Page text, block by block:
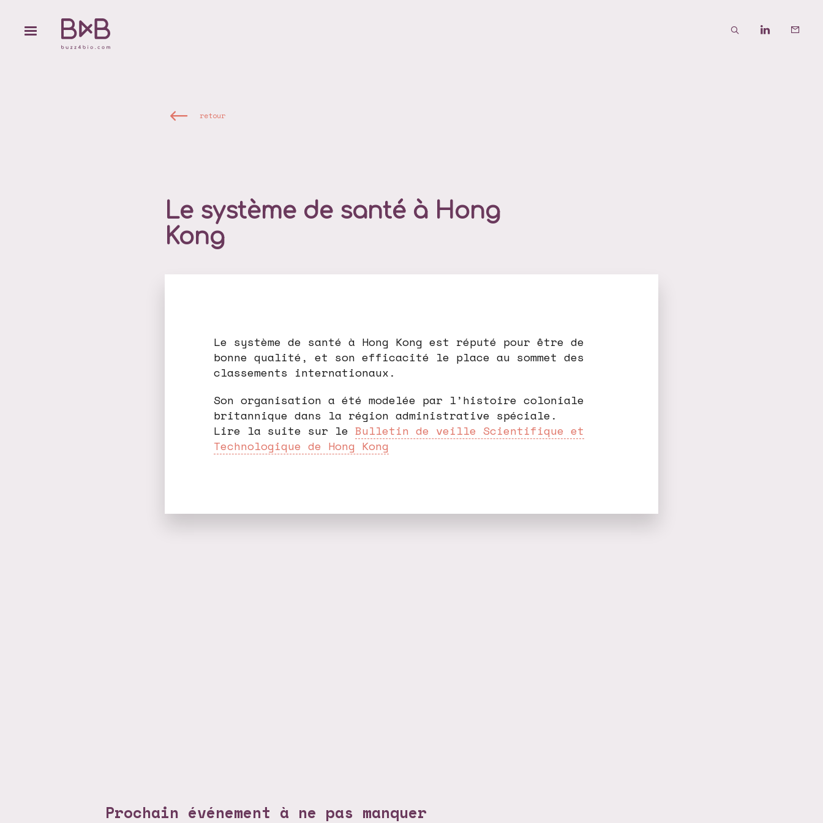
retour
Le système de santé à Hong
Kong
Le système de santé à Hong Kong est réputé pour être de
bonne qualité, et son efficacité le place au sommet des
classements internationaux.
Son organisation a été modelée par l’histoire coloniale
britannique dans la région administrative spéciale.
Lire la suite sur le Bulletin de veille Scientifique et
Technologique de Hong Kong
Prochain événement à ne pas manquer